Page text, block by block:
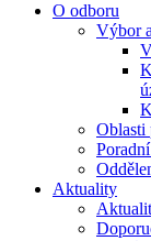
O odboru
Výbor
Oblasti
Aktuality